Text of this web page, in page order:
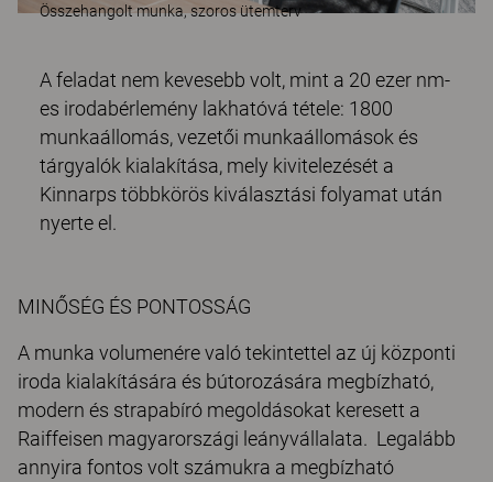
A feladat nem kevesebb volt, mint a 20 ezer nm-
es irodabérlemény lakhatóvá tétele: 1800
munkaállomás, vezetői munkaállomások és
tárgyalók kialakítása, mely kivitelezését a
Kinnarps többkörös kiválasztási folyamat után
nyerte el.
Összehangolt munka, szoros ütemterv
MINŐSÉG ÉS PONTOSSÁG
A munka volumenére való tekintettel az új központi
iroda kialakítására és bútorozására megbízható,
modern és strapabíró megoldásokat keresett a
Raiffeisen magyarországi leányvállalata. Legalább
annyira fontos volt számukra a megbízható